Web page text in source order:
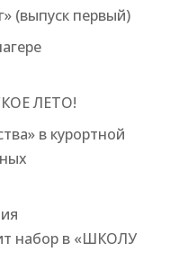
(выпуск первый)
ЛЕТО!
в курортной
набор в «ШКОЛУ